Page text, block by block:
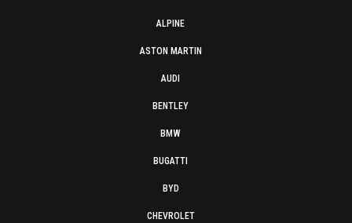
ALPINE
ASTON MARTIN
AUDI
BENTLEY
BMW
BUGATTI
BYD
CHEVROLET